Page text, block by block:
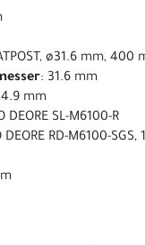
ø31.6 mm, 400
: 31.6 mm
mm
DEORE SL-M6100-R
RD-M6100-SGS,